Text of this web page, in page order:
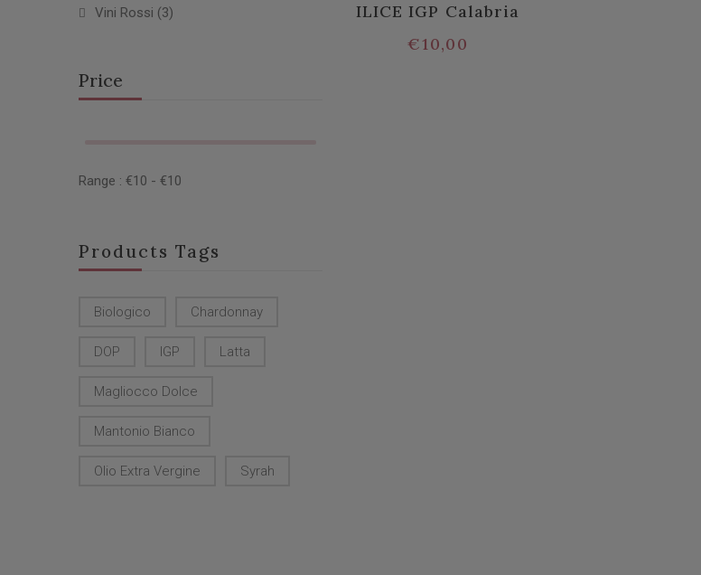
Vini Rossi (3)
Price
Range : €10 - €10
Products Tags
Biologico Chardonnay
DOP IGP Latta
Magliocco Dolce
Mantonio Bianco
Olio Extra Vergine Syrah
ILICE IGP Calabria
€10,00